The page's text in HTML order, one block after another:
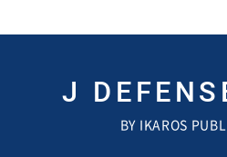
J
BY IKAROS